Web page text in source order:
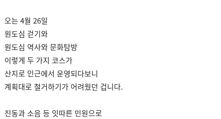
오는 4월 26일
원도심 걷기와
원도심 역사와 문화탐방
이렇게 두 가지 코스가
산지로 인근에서 운영되다보니
계획대로 철거하기가 어려웠던 겁니다.
진동과 소음 등 잇따른 민원으로